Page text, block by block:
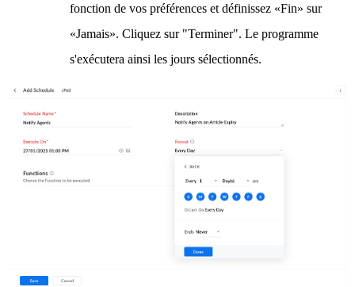
fonction de vos préférences et définissez «Fin» sur
«Jamais». Cliquez sur "Terminer". Le programme
s'exécutera ainsi les jours sélectionnés.